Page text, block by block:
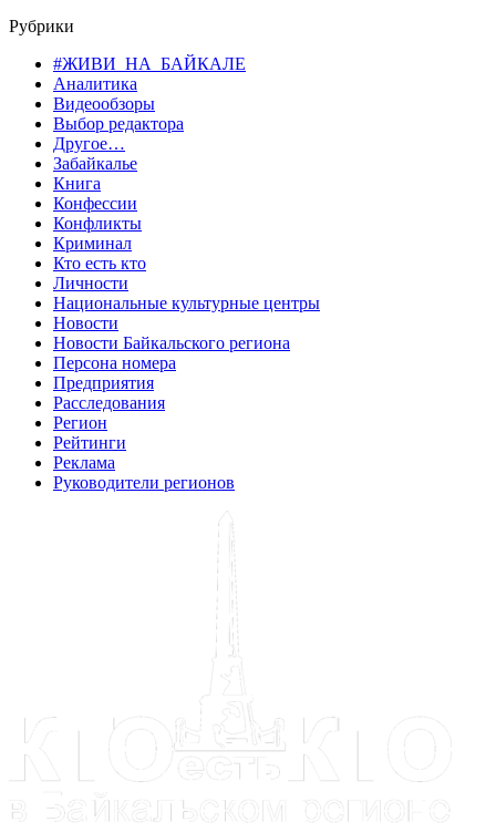
Рубрики
#ЖИВИ_НА_БАЙКАЛЕ
Аналитика
Видеообзоры
Выбор редактора
Другое…
Забайкалье
Книга
Конфессии
Конфликты
Криминал
Кто есть кто
Личности
Национальные культурные центры
Новости
Новости Байкальского региона
Персона номера
Предприятия
Расследования
Регион
Рейтинги
Реклама
Руководители регионов